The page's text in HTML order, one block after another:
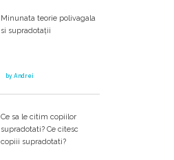
Minunata teorie polivagala
si supradotații
byAndrei
Ce sa le citim copiilor
supradotati? Ce citesc
copiii supradotati?